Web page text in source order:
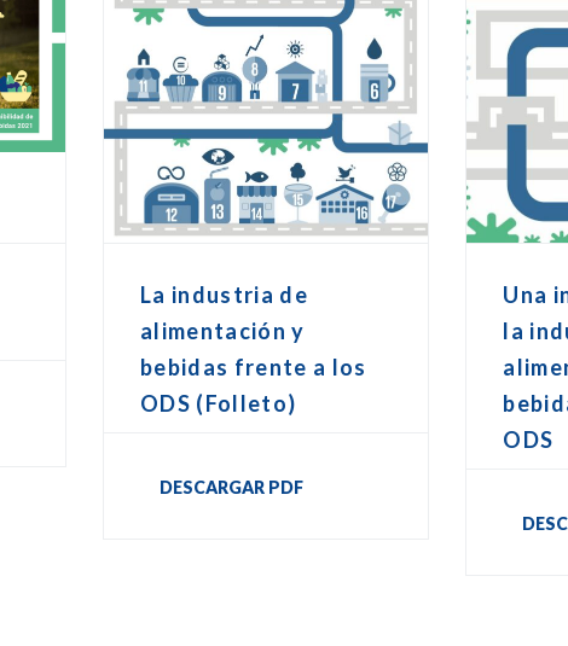
La industria de
alimentación y
bebidas frente a los
ODS (Folleto)
DESCARGAR PDF
Una
la
ODS